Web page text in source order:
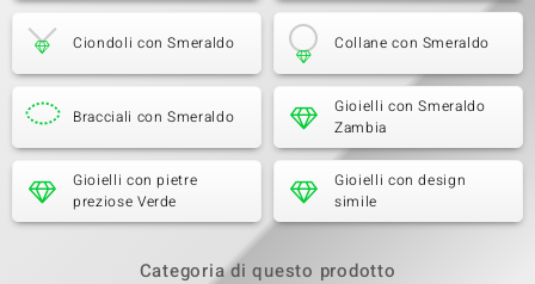
Ciondoli con Smeraldo Collane con Smeraldo
Bracciali con Smeraldo
Gioielli con Smeraldo
Zambia
Gioielli con pietre
preziose Verde
Gioielli con design
simile
Categoria di questo prodotto